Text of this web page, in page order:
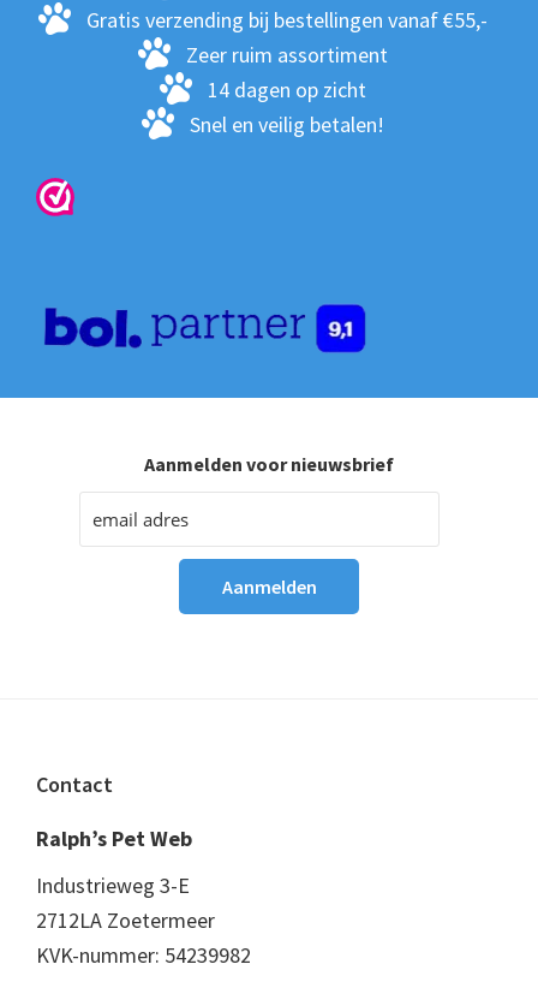
Gratis verzending bij bestellingen vanaf €55,-
Zeer ruim assortiment
14 dagen op zicht
Snel en veilig betalen!
Aanmelden voor nieuwsbrief
Footer
Contact
Ralph’s Pet Web
Industrieweg 3-E
2712LA Zoetermeer
KVK-nummer: 54239982